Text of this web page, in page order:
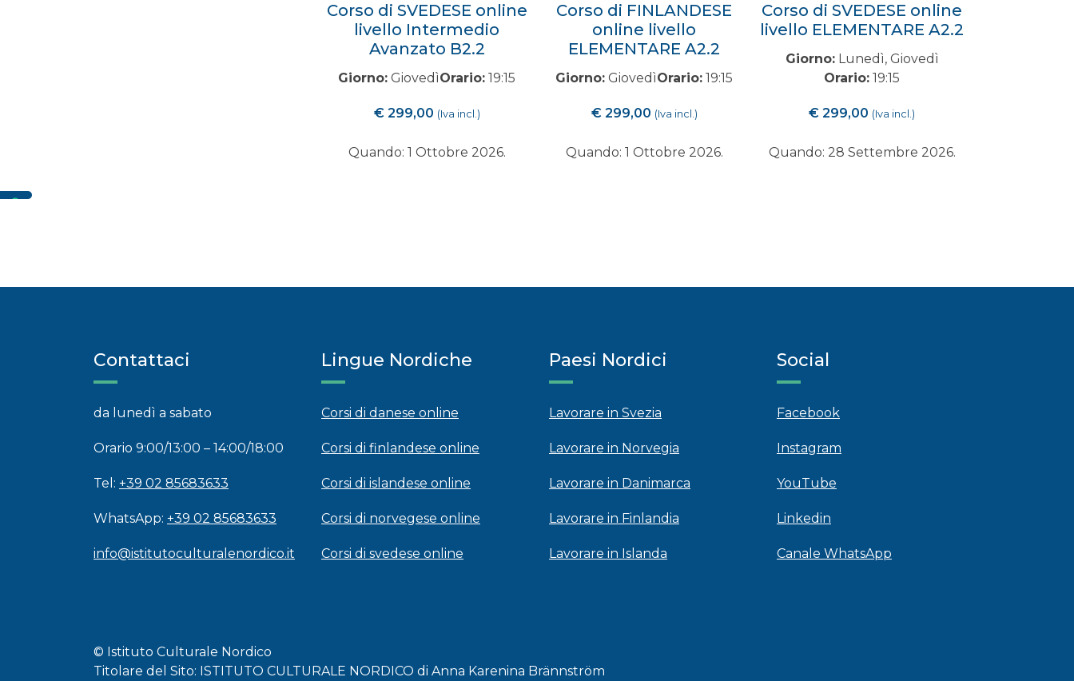
Corso di SVEDESE online
livello Intermedio
Avanzato B2.2
Giorno: GiovedìOrario: 19:15
€299,00 (Iva incl.)
Quando: 1 Ottobre 2026.
Corso di FINLANDESE
online livello
ELEMENTARE A2.2
Giorno: GiovedìOrario: 19:15
€299,00 (Iva incl.)
Quando: 1 Ottobre 2026.
Corso di SVEDESE online
livello ELEMENTARE A2.2
Giorno:Lunedì, Giovedì
Orario: 19:15
€ 299,00 (Iva incl.)
Quando: 28 Settembre 2026.
Contattaci
da lunedì a sabato
Orario 9:00/13:00 – 14:00/18:00
Tel: +39 02 85683633
WhatsApp: +39 02 85683633
info@istitutoculturalenordico.it
Lingue Nordiche
Corsi di danese online
Corsi di finlandese online
Corsi di islandese online
Corsi di norvegese online
Corsi di svedese online
Paesi Nordici
Lavorare in Svezia
Lavorare in Norvegia
Lavorare in Danimarca
Lavorare in Finlandia
Lavorare in Islanda
Social
Facebook
Instagram
YouTube
Linkedin
Canale WhatsApp
© Istituto Culturale Nordico
Titolare del Sito: ISTITUTO CULTURALE NORDICO di Anna Karenina Brännström